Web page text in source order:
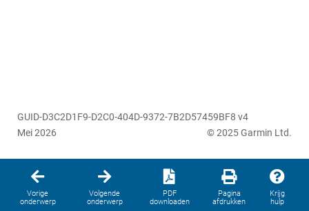
GUID-D3C2D1F9-D2C0-404D-9372-7B2D57459BF8 v4
Mei 2026
© 2025 Garmin Ltd.
Vorige
onderwerp
Volgende
onderwerp
PDF
downloaden
Pagina
afdrukken
Krijg
hulp